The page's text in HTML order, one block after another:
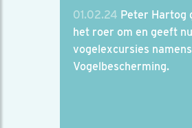
01.02.24 Peter Hartog
het roer om en geeft nu
vogelexcursies namens
Vogelbescherming.